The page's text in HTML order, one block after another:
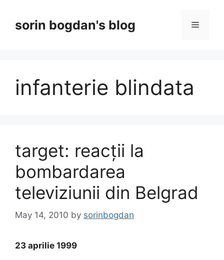
contentsorin bogdan's blog Menu
infanterie blindata
target: reacții la
bombardarea
televiziunii din Belgrad
May 14, 2010 by sorinbogdan
23 aprilie 1999